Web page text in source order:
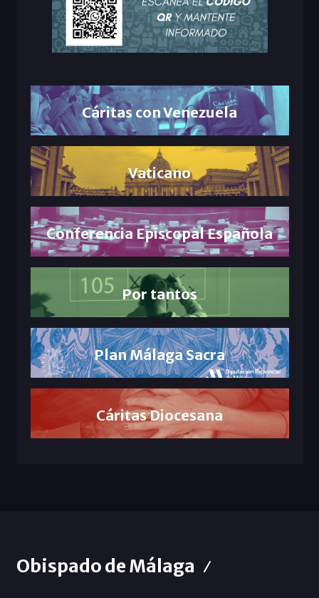
Cáritas con Venezuela
Vaticano
Conferencia Episcopal Española
Por tantos
Plan Málaga Sacra
Cáritas Diocesana
Obispado de Málaga